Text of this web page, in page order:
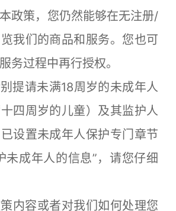
策，您仍然能够在无注册/
我们的商品和服务。您也可
务过程中再行授权。
请未满18周岁的未成年人
十四周岁的儿童）及其监护人
设置未成年人保护专门章节
未成年人的信息”，请您仔细
容或者对我们如何处理您